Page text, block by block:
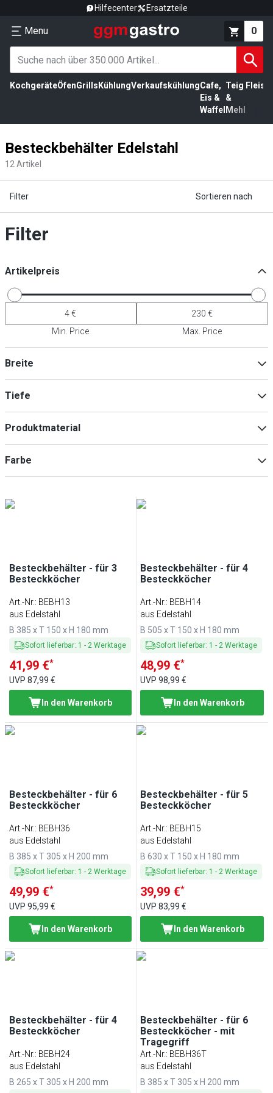
Hilfecenter Ersatzteile
Menu 0
KochgeräteÖfenGrills KühlungVerkaufskühlungCafe,
Eis &
Waffel
Teig
&
Mehl
Besteckbehälter Edelstahl
12 Artikel
Filter Sortieren nach
Filter
Artikelpreis
Min. Price Max. Price
Breite
Min
Tiefe
Produktmaterial
Chrom-Nickel-Stahl
Farbe
Besteckbehälter - für 3
Besteckköcher
Art.-Nr.: BEBH13
aus Edelstahl
B 385 x T 150 x H 180 mm
Sofort lieferbar: 1 - 2 Werktage
41,99 €*
UVP 87,99 €
In den Warenkorb
Besteckbehälter - für 4
Besteckköcher
Art.-Nr.: BEBH14
aus Edelstahl
B 505 x T 150 x H 180 mm
Sofort lieferbar: 1 - 2 Werktage
48,99 €*
UVP98,99 €
In den Warenkorb
Besteckbehälter - für 6
Besteckköcher
Art.-Nr.: BEBH36
aus Edelstahl
B 385 x T 305 x H 200 mm
Sofort lieferbar: 1 - 2 Werktage
49,99 €*
UVP 95,99 €
In den Warenkorb
Besteckbehälter - für 5
Besteckköcher
Art.-Nr.: BEBH15
aus Edelstahl
B 630 x T 150 x H 180 mm
Sofort lieferbar: 1 - 2 Werktage
39,99 €*
UVP83,99 €
In den Warenkorb
Besteckbehälter - für 4
Besteckköcher
Art.-Nr.: BEBH24
aus Edelstahl
B 265 x T 305 x H 200 mm
Besteckbehälter - für 6
Besteckköcher - mit
Tragegriff
Art.-Nr.: BEBH36T
aus Edelstahl
B 385 x T 305 x H 200 mm